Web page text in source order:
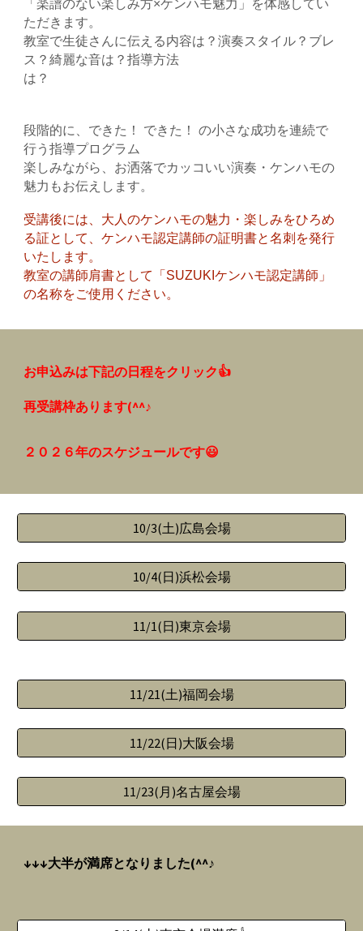
「楽譜のない楽しみ方×ケンハモ魅力」を体感してい
ただきます。
教室で生徒さんに伝える内容は？演奏スタイル？ブレ
ス？綺麗な音は？指導方法
は？
段階的に、できた！ できた！ の小さな成功を連続で
行う指導プログラム
楽しみながら、お洒落でカッコいい演奏・ケンハモの
魅力もお伝えします。
受講後には、大人のケンハモの魅力・楽しみをひろめ
る証として、ケンハモ認定講師の証明書と名刺を発行
いたします。
教室の講師肩書として「SUZUKIケンハモ認定講師」
の名称をご使用ください。
お申込みは下記の日程をクリック👍
再受講枠あります(^^♪
２０２６年のスケジュールです😃
10/3(土)広島会場
10/4(日)浜松会場
11/1(日)東京会場
11/21(土)福岡会場
11/22(日)大阪会場
11/23(月)名古屋会場
↓↓↓大半が満席となりました(^^♪